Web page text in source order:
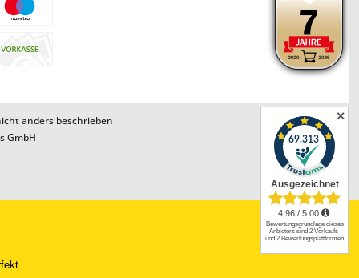
anders beschrieben
GmbH
✕